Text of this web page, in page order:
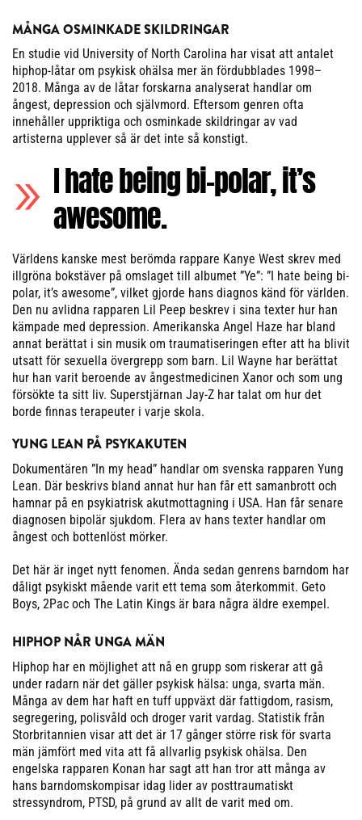
MÅNGA OSMINKADE SKILDRINGAR
En studie vid University of North Carolina har visat att antalet
hiphop-låtar om psykisk ohälsa mer än fördubblades 1998–
2018. Många av de låtar forskarna analyserat handlar om
ångest, depression och självmord. Eftersom genren ofta
innehåller uppriktiga och osminkade skildringar av vad
artisterna upplever så är det inte så konstigt.
I hate being bi-polar, it’s
awesome.
Världens kanske mest berömda rappare Kanye West skrev med
illgröna bokstäver på omslaget till albumet ”Ye”: ”I hate being bi-
polar, it’s awesome”, vilket gjorde hans diagnos känd för världen.
Den nu avlidna rapparen Lil Peep beskrev i sina texter hur han
kämpade med depression. Amerikanska Angel Haze har bland
annat berättat i sin musik om traumatiseringen efter att ha blivit
utsatt för sexuella övergrepp som barn. Lil Wayne har berättat
hur han varit beroende av ångestmedicinen Xanor och som ung
försökte ta sitt liv. Superstjärnan Jay-Z har talat om hur det
borde finnas terapeuter i varje skola.
YUNG LEAN PÅ PSYKAKUTEN
Dokumentären ”In my head” handlar om svenska rapparen Yung
Lean. Där beskrivs bland annat hur han får ett samanbrott och
hamnar på en psykiatrisk akutmottagning i USA. Han får senare
diagnosen bipolär sjukdom. Flera av hans texter handlar om
ångest och bottenlöst mörker.
Det här är inget nytt fenomen. Ända sedan genrens barndom har
dåligt psykiskt mående varit ett tema som återkommit. Geto
Boys, 2Pac och The Latin Kings är bara några äldre exempel.
HIPHOP NÅR UNGA MÄN
Hiphop har en möjlighet att nå en grupp som riskerar att gå
under radarn när det gäller psykisk hälsa: unga, svarta män.
Många av dem har haft en tuff uppväxt där fattigdom, rasism,
segregering, polisvåld och droger varit vardag. Statistik från
Storbritannien visar att det är 17 gånger större risk för svarta
män jämfört med vita att få allvarlig psykisk ohälsa. Den
engelska rapparen Konan har sagt att han tror att många av
hans barndomskompisar idag lider av posttraumatiskt
stressyndrom, PTSD, på grund av allt de varit med om.